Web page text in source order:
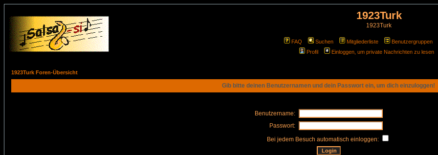
1923Turk
1923Turk
FAQ Suchen Mitgliederliste Benutzergruppen
Profil
Einloggen, um private Nachrichten zu lesen
1923Turk Foren-Übersicht
Gib bitte deinen Benutzernamen und dein Passwort ein, um dich einzuloggen!
Benutzername:
Passwort:
Bei jedem Besuch automatisch einloggen: